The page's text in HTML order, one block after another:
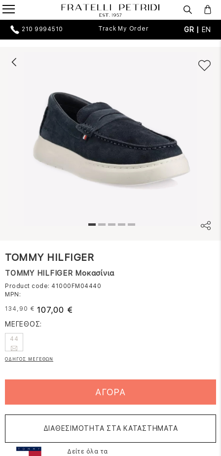
210 9994510 Track My Order GR | EN
TOMMY HILFIGER
TOMMY HILFIGER Μοκασίνια
Product code: 41000FM04440
MPN:
134,90 € 107,00 €
ΜΕΓΕΘΟΣ:
44
ΟΔΗΓΟΣ ΜΕΓΕΘΩΝ
ΑΓΟΡΑ
ΔΙΑΘΕΣΙΜΟΤΗΤΑ ΣΤΑ ΚΑΤΑΣΤΗΜΑΤΑ
Δείτε όλα τα